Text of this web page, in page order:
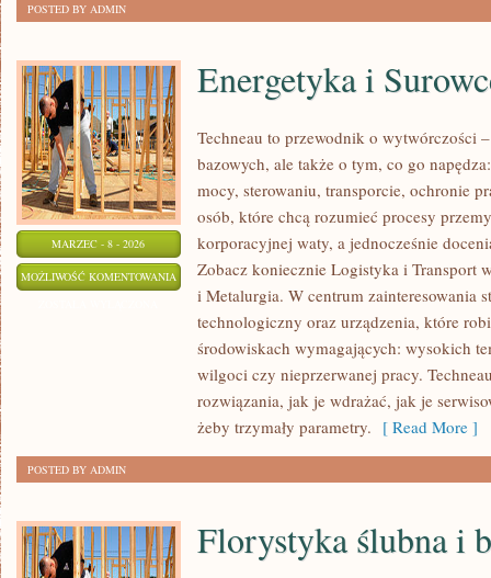
POSTED BY ADMIN
MARZEC - 8 - 2026
MOŻLIWOŚĆ KOMENTOWANIA ENERGETYKA
SUROWCE
ENERGETYCZNE
Energetyka i
Techneau to przewodnik o wytwórczości
bazowych, ale także o tym, co go
mocy, sterowaniu, transporcie, ochronie
osób, które chcą rozumieć procesy
korporacyjnej waty, a jednocześnie
Zobacz koniecznie Logistyka i Transport
i Metalurgia. W centrum zainteresowania
technologiczny oraz urządzenia, które
środowiskach wymagających: wysokich
wilgoci czy nieprzerwanej pracy.
rozwiązania, jak je wdrażać, jak je
żeby trzymały parametry. [ Read More ]
POSTED BY ADMIN
Florystyka ślubna i